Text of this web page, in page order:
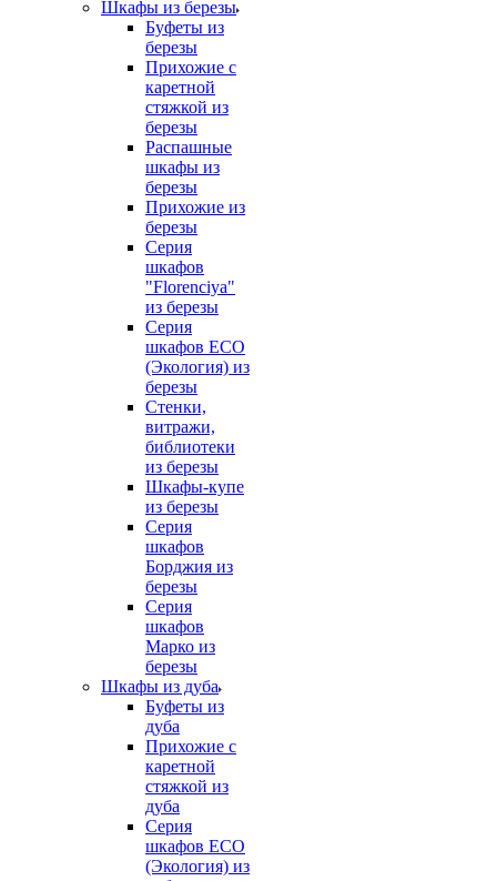
Шкафы из березы
Буфеты из
березы
Прихожие с
каретной
стяжкой из
березы
Распашные
шкафы из
березы
Прихожие из
березы
Серия
шкафов
"Florenciya"
из березы
Серия
шкафов ECO
(Экология) из
березы
Стенки,
витражи,
библиотеки
из березы
Шкафы-купе
из березы
Серия
шкафов
Борджия из
березы
Серия
шкафов
Марко из
березы
Шкафы из дуба
Буфеты из
дуба
Прихожие с
каретной
стяжкой из
дуба
Серия
шкафов ECO
(Экология) из